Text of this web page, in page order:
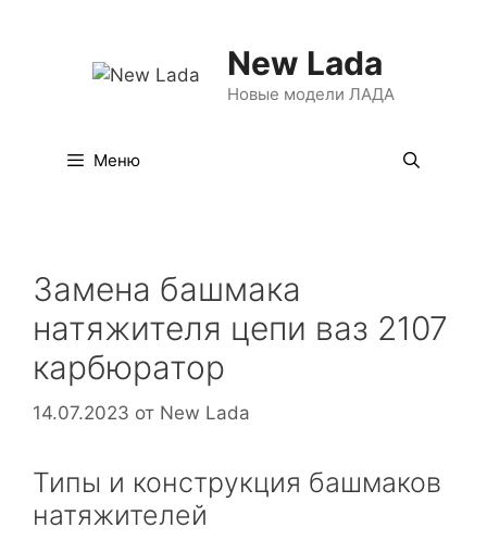
содержимому
New Lada
Новые модели ЛАДА
Меню
Замена башмака
натяжителя цепи ваз 2107
карбюратор
14.07.2023 от New Lada
Типы и конструкция башмаков
натяжителей